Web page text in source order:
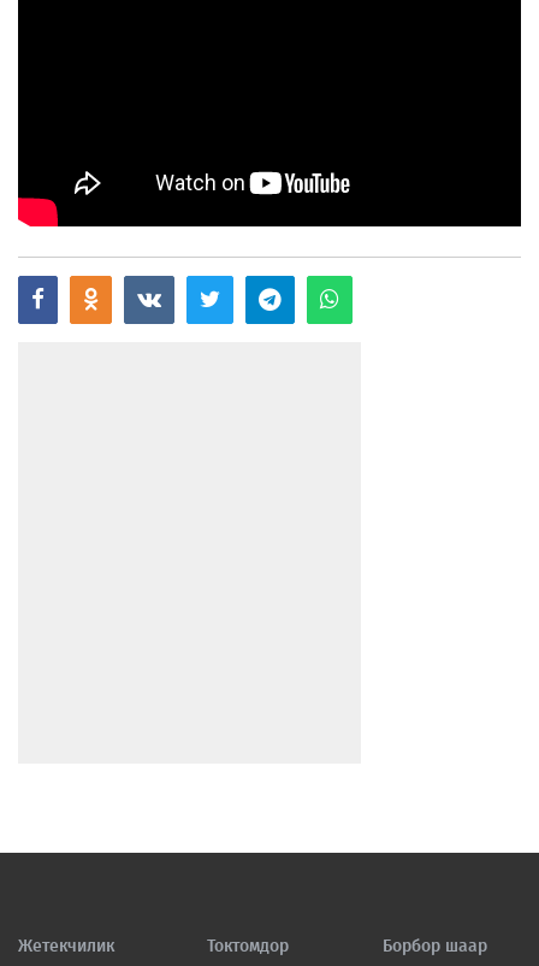
Жетекчилик Токтомдор
Борбор шаар